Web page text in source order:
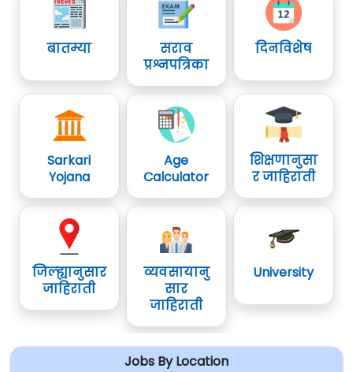
बातम्या
सराव
प्रश्नपत्रिका
दिनविशेष
Sarkari
Yojana
Age
Calculator
शिक्षणानुसा
र जाहिराती
जिल्ह्यानुसार
जाहिराती
व्यवसायानु
सार
जाहिराती
University
Jobs By Location